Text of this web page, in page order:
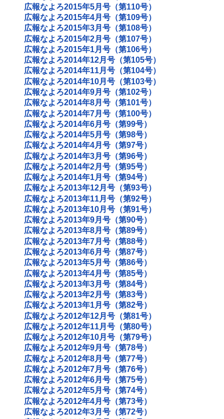
広報なよろ2015年5月号（第110号）
広報なよろ2015年4月号（第109号）
広報なよろ2015年3月号（第108号）
広報なよろ2015年2月号（第107号）
広報なよろ2015年1月号（第106号）
広報なよろ2014年12月号（第105号）
広報なよろ2014年11月号（第104号）
広報なよろ2014年10月号（第103号）
広報なよろ2014年9月号（第102号）
広報なよろ2014年8月号（第101号）
広報なよろ2014年7月号（第100号）
広報なよろ2014年6月号（第99号）
広報なよろ2014年5月号（第98号）
広報なよろ2014年4月号（第97号）
広報なよろ2014年3月号（第96号）
広報なよろ2014年2月号（第95号）
広報なよろ2014年1月号（第94号）
広報なよろ2013年12月号（第93号）
広報なよろ2013年11月号（第92号）
広報なよろ2013年10月号（第91号）
広報なよろ2013年9月号（第90号）
広報なよろ2013年8月号（第89号）
広報なよろ2013年7月号（第88号）
広報なよろ2013年6月号（第87号）
広報なよろ2013年5月号（第86号）
広報なよろ2013年4月号（第85号）
広報なよろ2013年3月号（第84号）
広報なよろ2013年2月号（第83号）
広報なよろ2013年1月号（第82号）
広報なよろ2012年12月号（第81号）
広報なよろ2012年11月号（第80号）
広報なよろ2012年10月号（第79号）
広報なよろ2012年9月号（第78号）
広報なよろ2012年8月号（第77号）
広報なよろ2012年7月号（第76号）
広報なよろ2012年6月号（第75号）
広報なよろ2012年5月号（第74号）
広報なよろ2012年4月号（第73号）
広報なよろ2012年3月号（第72号）